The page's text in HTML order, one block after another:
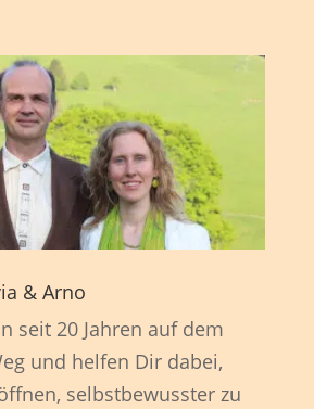
& Arno
seit 20 Jahren auf dem
und helfen Dir dabei,
selbstbewusster zu